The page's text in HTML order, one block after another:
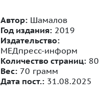
Автор: Шамалов
Год издания: 2019
Издательство:
МЕДпресс-информ
Количество страниц: 80
Вес: 70 грамм
Дата пост.: 31.08.2025